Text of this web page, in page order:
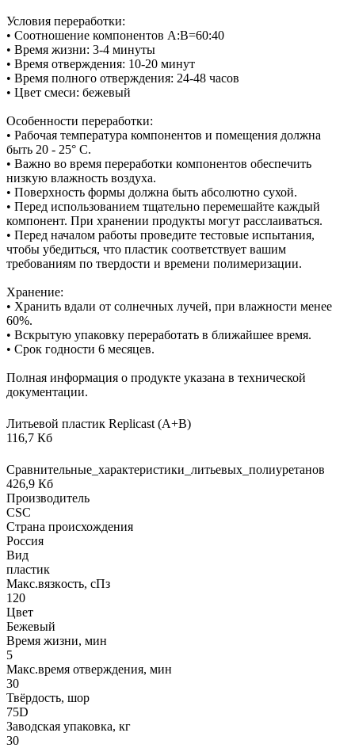
Условия переработки:
• Соотношение компонентов А:В=60:40
• Время жизни: 3-4 минуты
• Время отверждения: 10-20 минут
• Время полного отверждения: 24-48 часов
• Цвет смеси: бежевый
Особенности переработки:
• Рабочая температура компонентов и помещения должна
быть 20 - 25° C.
• Важно во время переработки компонентов обеспечить
низкую влажность воздуха.
• Поверхность формы должна быть абсолютно сухой.
• Перед использованием тщательно перемешайте каждый
компонент. При хранении продукты могут расслаиваться.
• Перед началом работы проведите тестовые испытания,
чтобы убедиться, что пластик соответствует вашим
требованиям по твердости и времени полимеризации.
Хранение:
• Хранить вдали от солнечных лучей, при влажности менее
60%.
• Вскрытую упаковку переработать в ближайшее время.
• Срок годности 6 месяцев.
Полная информация о продукте указана в технической
документации.
Литьевой пластик Replicast (А+В)
116,7 Кб
Сравнительные_характеристики_литьевых_полиуретанов
426,9 Кб
Производитель
CSC
Страна происхождения
Россия
Вид
пластик
Макс.вязкoсть, сПз
120
Цвет
Бежевый
Время жизни, мин
5
Макс.время отверждения, мин
30
Твёрдость, шор
75D
Заводская упаковка, кг
30